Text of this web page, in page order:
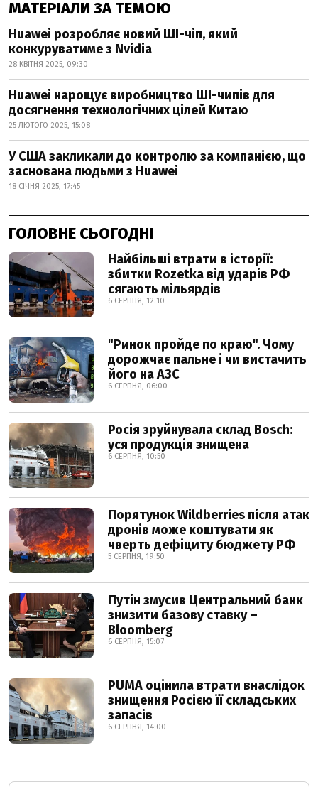
МАТЕРІАЛИ ЗА ТЕМОЮ
Huawei розробляє новий ШІ-чіп, який
конкуруватиме з Nvidia
28 КВІТНЯ 2025, 09:30
Huawei нарощує виробництво ШІ-чипів для
досягнення технологічних цілей Китаю
25 ЛЮТОГО 2025, 15:08
У США закликали до контролю за компанією, що
заснована людьми з Huawei
18 СІЧНЯ 2025, 17:45
ГОЛОВНЕ СЬОГОДНІ
Найбільші втрати в історії:
збитки Rozetka від ударів РФ
сягають мільярдів
6 СЕРПНЯ, 12:10
"Ринок пройде по краю". Чому
дорожчає пальне і чи вистачить
його на АЗС
6 СЕРПНЯ, 06:00
Росія зруйнувала склад Bosch:
уся продукція знищена
6 СЕРПНЯ, 10:50
Порятунок Wildberries після атак
дронів може коштувати як
чверть дефіциту бюджету РФ
5 СЕРПНЯ, 19:50
Путін змусив Центральний банк
знизити базову ставку –
Bloomberg
6 СЕРПНЯ, 15:07
PUMA оцінила втрати внаслідок
знищення Росією її складських
запасів
6 СЕРПНЯ, 14:00